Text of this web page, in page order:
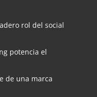
rol del social
potencia el
de una marca